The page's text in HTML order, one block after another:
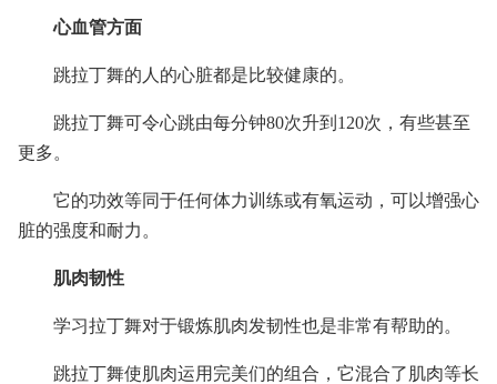
心血管方面
跳拉丁舞的人的心脏都是比较健康的。
跳拉丁舞可令心跳由每分钟80次升到120次，有些甚至
更多。
它的功效等同于任何体力训练或有氧运动，可以增强心
脏的强度和耐力。
肌肉韧性
学习拉丁舞对于锻炼肌肉发韧性也是非常有帮助的。
跳拉丁舞使肌肉运用完美们的组合，它混合了肌肉等长